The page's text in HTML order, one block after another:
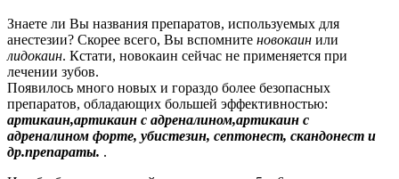
Знаете ли Вы названия препаратов, используемых для
анестезии? Скорее всего, Вы вспомните новокаин или
лидокаин. Кстати, новокаин сейчас не применяется при
лечении зубов.
Появилось много новых и гораздо более безопасных
препаратов, обладающих большей эффективностью:
артикаин,артикаин с адреналином,артикаин с
адреналином форте, убистезин, септонест, скандонест и
др.препараты. .